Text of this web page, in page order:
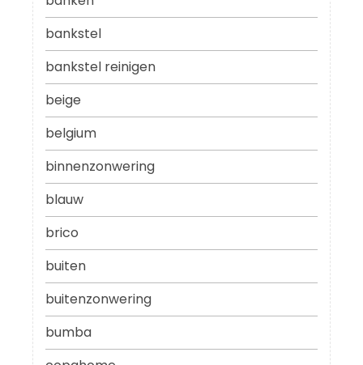
bankstel
bankstel reinigen
beige
belgium
binnenzonwering
blauw
brico
buiten
buitenzonwering
bumba